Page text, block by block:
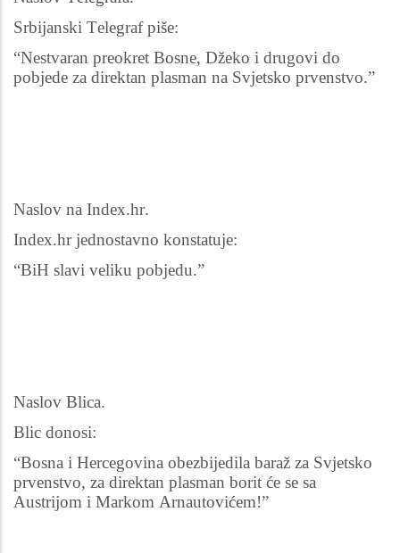
Srbijanski Telegraf piše:
“Nestvaran preokret Bosne, Džeko i drugovi do
pobjede za direktan plasman na Svjetsko prvenstvo.”
Naslov na Index.hr.
Index.hr jednostavno konstatuje:
“BiH slavi veliku pobjedu.”
Naslov Blica.
Blic donosi:
“Bosna i Hercegovina obezbijedila baraž za Svjetsko
prvenstvo, za direktan plasman borit će se sa
Austrijom i Markom Arnautovićem!”